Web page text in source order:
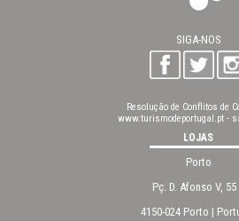
SIGA-NOS
Resolução de Conflitos de
www.turismodeportugal.pt -
LOJAS
Porto
Pç. D. Afonso V, 55
4150-024 Porto |